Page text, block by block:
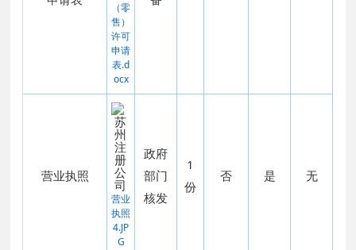
（零
售）
许可
申请
表.d
ocx
营业执照
营业
执照
4.JP
G
政府
部门
核发
1
份
否 是 无